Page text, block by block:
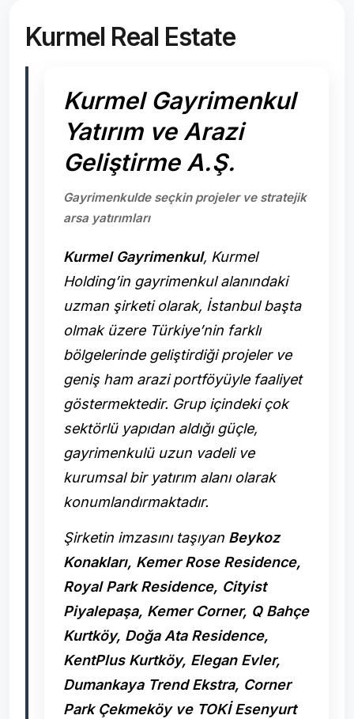
Kurmel Real Estate
Kurmel Gayrimenkul
Yatırım ve Arazi
Geliştirme A.Ş.
Gayrimenkulde seçkin projeler ve stratejik
arsa yatırımları
Kurmel Gayrimenkul, Kurmel
Holding’in gayrimenkul alanındaki
uzman şirketi olarak, İstanbul başta
olmak üzere Türkiye’nin farklı
bölgelerinde geliştirdiği projeler ve
geniş ham arazi portföyüyle faaliyet
göstermektedir. Grup içindeki çok
sektörlü yapıdan aldığı güçle,
gayrimenkulü uzun vadeli ve
kurumsal bir yatırım alanı olarak
konumlandırmaktadır.
Şirketin imzasını taşıyan Beykoz
Konakları, Kemer Rose Residence,
Royal Park Residence, Cityist
Piyalepaşa, Kemer Corner, Q Bahçe
Kurtköy, Doğa Ata Residence,
KentPlus Kurtköy, Elegan Evler,
Dumankaya Trend Ekstra, Corner
Park Çekmeköy ve TOKİ Esenyurt